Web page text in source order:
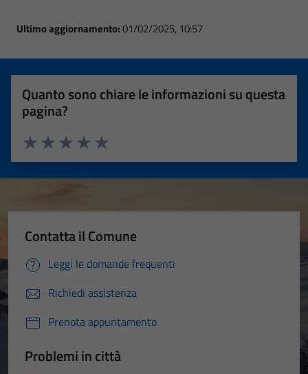
Ultimo aggiornamento:01/02/2025, 10:57
Quanto sono chiare le informazioni su questa
pagina?
Valuta 5 stelle su 5
Valuta 4 stelle su 5
Valuta 3 stelle su 5
Valuta 2 stelle su 5
Valuta 1 stelle su 5
Contatta il Comune
Leggi le domande frequenti
Richiedi assistenza
Prenota appuntamento
Problemi in città